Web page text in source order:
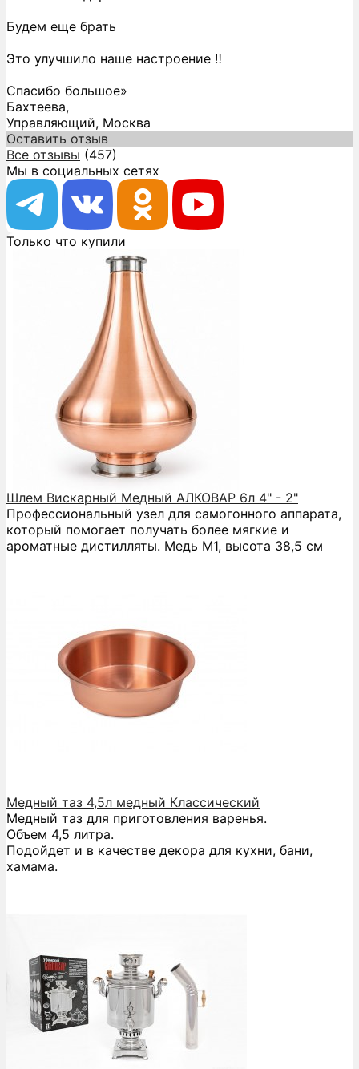
Будем еще брать
Это улучшило наше настроение ‼️
Спасибо большое»
Бахтеева,
Управляющий, Москва
Оставить отзыв
Все отзывы (457)
Мы в социальных сетях
Только что купили
Шлем Вискарный Медный АЛКОВАР 6л 4" - 2"
Профессиональный узел для самогонного аппарата,
который помогает получать более мягкие и
ароматные дистилляты. Медь М1, высота 38,5 см
Медный таз 4,5л медный Классический
Медный таз для приготовления варенья.
Объем 4,5 литра.
Подойдет и в качестве декора для кухни, бани,
хамама.